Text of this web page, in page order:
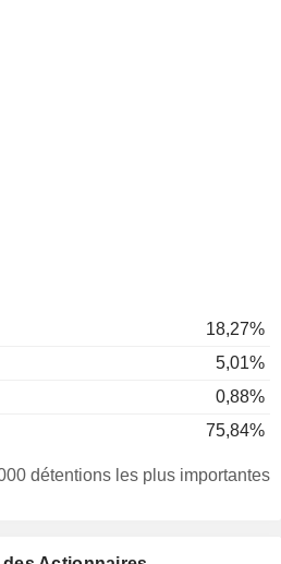
18,27%
5,01%
0,88%
75,84%
détentions les plus importantes